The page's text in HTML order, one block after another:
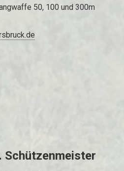
50, 100 und 300m
Schützenmeister